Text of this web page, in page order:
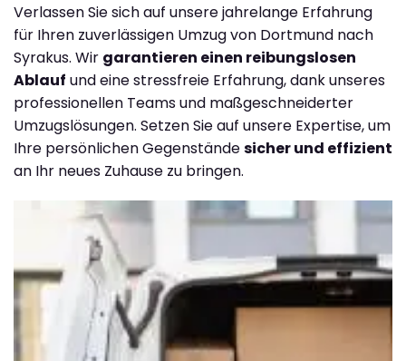
Verlassen Sie sich auf unsere jahrelange Erfahrung
für Ihren zuverlässigen Umzug von Dortmund nach
Syrakus. Wir garantieren einen reibungslosen
Ablauf und eine stressfreie Erfahrung, dank unseres
professionellen Teams und maßgeschneiderter
Umzugslösungen. Setzen Sie auf unsere Expertise, um
Ihre persönlichen Gegenständesicher und effizient
an Ihr neues Zuhause zu bringen.